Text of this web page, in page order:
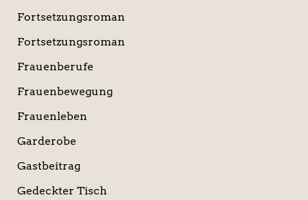
Fortsetzungsroman
Fortsetzungsroman
Frauenberufe
Frauenbewegung
Frauenleben
Garderobe
Gastbeitrag
Gedeckter Tisch